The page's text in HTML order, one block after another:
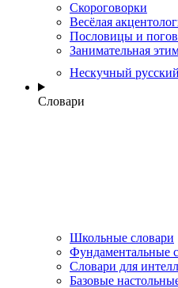
Скороговорки
Весёлая
Пословицы и
Занимательная
Нескучный русский
Словари
Школьные словари
Фундаментальные
Словари для
Базовые